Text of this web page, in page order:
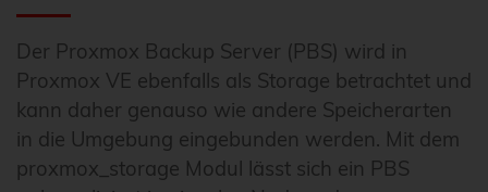
Der Proxmox Backup Server (PBS) wird in
Proxmox VE ebenfalls als Storage betrachtet und
kann daher genauso wie andere Speicherarten
in die Umgebung eingebunden werden. Mit dem
proxmox_storage Modul lässt sich ein PBS